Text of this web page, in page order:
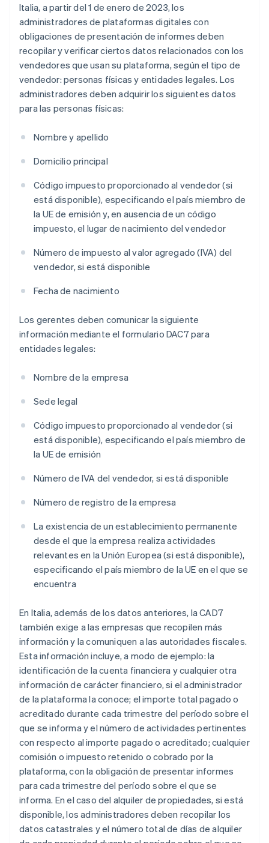
Italia, a partir del 1 de enero de 2023, los
administradores de plataformas digitales con
obligaciones de presentación de informes deben
recopilar y verificar ciertos datos relacionados con los
vendedores que usan su plataforma, según el tipo de
vendedor: personas físicas y entidades legales. Los
administradores deben adquirir los siguientes datos
para las personas físicas:
Nombre y apellido
Domicilio principal
Código impuesto proporcionado al vendedor (si
está disponible), especificando el país miembro de
la UE de emisión y, en ausencia de un código
impuesto, el lugar de nacimiento del vendedor
Número de impuesto al valor agregado (IVA) del
vendedor, si está disponible
Fecha de nacimiento
Los gerentes deben comunicar la siguiente
información mediante el formulario DAC7 para
entidades legales:
Nombre de la empresa
Sede legal
Código impuesto proporcionado al vendedor (si
está disponible), especificando el país miembro de
la UE de emisión
Número de IVA del vendedor, si está disponible
Número de registro de la empresa
La existencia de un establecimiento permanente
desde el que la empresa realiza actividades
relevantes en la Unión Europea (si está disponible),
especificando el país miembro de la UE en el que se
encuentra
En Italia, además de los datos anteriores, la CAD7
también exige a las empresas que recopilen más
información y la comuniquen a las autoridades fiscales.
Esta información incluye, a modo de ejemplo: la
identificación de la cuenta financiera y cualquier otra
información de carácter financiero, si el administrador
de la plataforma la conoce; el importe total pagado o
acreditado durante cada trimestre del período sobre el
que se informa y el número de actividades pertinentes
con respecto al importe pagado o acreditado; cualquier
comisión o impuesto retenido o cobrado por la
plataforma, con la obligación de presentar informes
para cada trimestre del período sobre el que se
informa. En el caso del alquiler de propiedades, si está
disponible, los administradores deben recopilar los
datos catastrales y el número total de días de alquiler